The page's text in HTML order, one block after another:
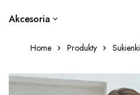
Akcesoria
Home Produkty Sukienki